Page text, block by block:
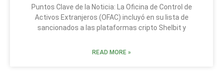
Puntos Clave de la Noticia: La Oficina de Control de
Activos Extranjeros (OFAC) incluyó en su lista de
sancionados a las plataformas cripto Shelbit y
READ MORE »